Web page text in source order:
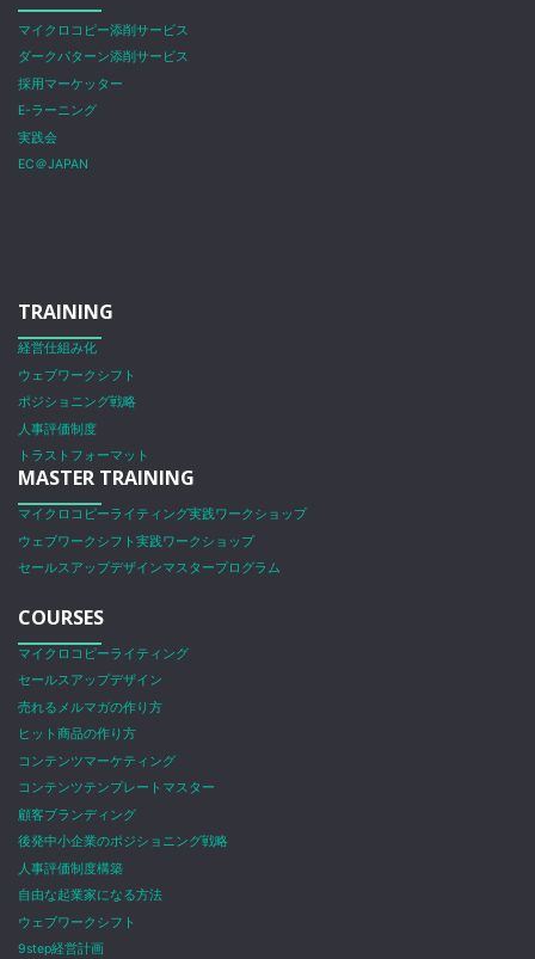
マイクロコピー添削サービス
ダークパターン添削サービス
採用マーケッター
E-ラーニング
実践会
EC＠JAPAN
TRAINING
経営仕組み化
ウェブワークシフト
ポジショニング戦略
人事評価制度
トラストフォーマット
MASTER TRAINING
マイクロコピーライティング実践ワークショップ
ウェブワークシフト実践ワークショップ
セールスアップデザインマスタープログラム
COURSES
マイクロコピーライティング
セールスアップデザイン
売れるメルマガの作り方
ヒット商品の作り方
コンテンツマーケティング
コンテンツテンプレートマスター
顧客ブランディング
後発中小企業のポジショニング戦略
人事評価制度構築
自由な起業家になる方法
ウェブワークシフト
9step経営計画